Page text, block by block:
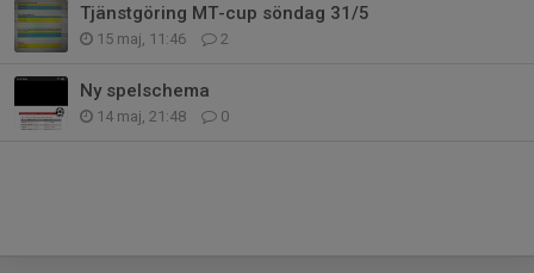
Tjänstgöring MT-cup söndag 31/5
15 maj, 11:46 2
Ny spelschema
14 maj, 21:48 0